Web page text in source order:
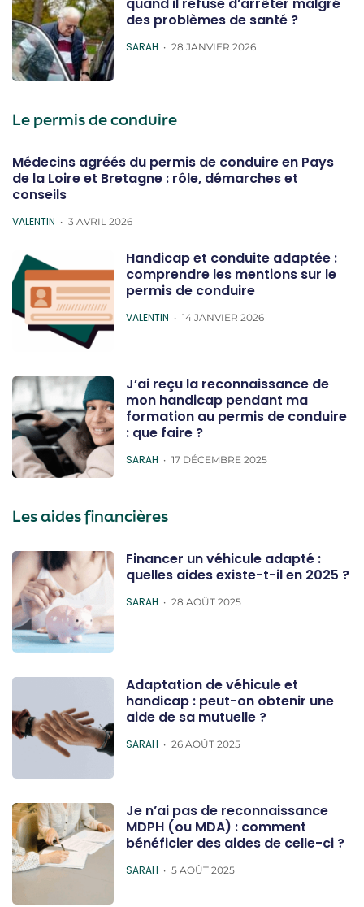
des problèmes de santé ?
POSTED
SARAH 28 JANVIER 2026
Le permis de conduire
Médecins agréés du permis de conduire en Pays
de la Loire et Bretagne : rôle, démarches et
conseils
POSTED
VALENTIN 3 AVRIL 2026
Handicap et conduite adaptée :
comprendre les mentions sur le
permis de conduire
POSTED
VALENTIN 14 JANVIER 2026
J’ai reçu la reconnaissance de
mon handicap pendant ma
formation au permis de conduire
: que faire ?
POSTED
SARAH 17 DÉCEMBRE 2025
Les aides financières
Financer un véhicule adapté :
quelles aides existe-t-il en 2025 ?
POSTED
SARAH 28 AOÛT 2025
Adaptation de véhicule et
handicap : peut-on obtenir une
aide de sa mutuelle ?
POSTED
SARAH 26 AOÛT 2025
Je n’ai pas de reconnaissance
MDPH (ou MDA) : comment
bénéficier des aides de celle-ci ?
POSTED
SARAH 5 AOÛT 2025